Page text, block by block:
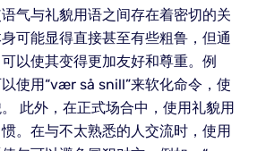
气与礼貌用语之间存在着密切的关
可能显得直接甚至有些粗鲁，但通
以使其变得更加友好和尊重。例
使用“vær så snill”来软化命令，使
此外，在正式场合中，使用礼貌用
。在与不太熟悉的人交流时，使用